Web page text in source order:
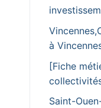
à
[Fiche
Saint-